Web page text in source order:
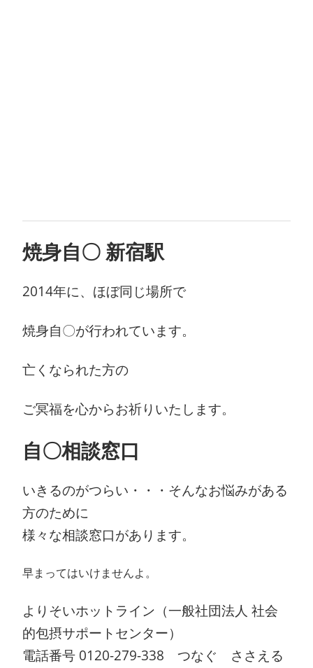
焼身自〇 新宿駅
2014年に、ほぼ同じ場所で
焼身自〇が行われています。
亡くなられた方の
ご冥福を心からお祈りいたします。
自〇相談窓口
いきるのがつらい・・・そんなお悩みがある
方のために
様々な相談窓口があります。
早まってはいけませんよ。
よりそいホットライン（一般社団法人 社会
的包摂サポートセンター）
電話番号 0120-279-338 つなぐ ささえる